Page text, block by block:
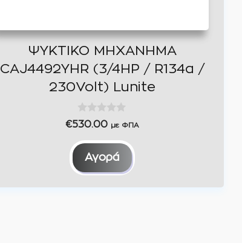
ΨΥΚΤΙΚΟ ΜΗΧΑΝΗΜΑ
CAJ4492YHR (3/4HP / R134a /
230Volt) Lunite
0
o
u
t
5
€530.00 με ΦΠΑ
Αγορά